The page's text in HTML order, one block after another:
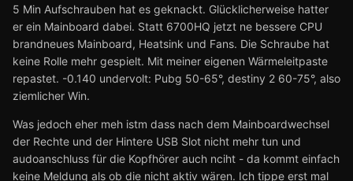
5 Min Aufschrauben hat es geknackt. Glücklicherweise hatter
er ein Mainboard dabei. Statt 6700HQ jetzt ne bessere CPU
brandneues Mainboard, Heatsink und Fans. Die Schraube hat
keine Rolle mehr gespielt. Mit meiner eigenen Wärmeleitpaste
repastet. -0.140 undervolt: Pubg 50-65°, destiny 2 60-75°, also
ziemlicher Win.
Was jedoch eher meh istm dass nach dem Mainboardwechsel
der Rechte und der Hintere USB Slot nicht mehr tun und
audoanschluss für die Kopfhörer auch nciht - da kommt einfach
keine Meldung als ob die nicht aktiv wären. Ich tippe erst mal